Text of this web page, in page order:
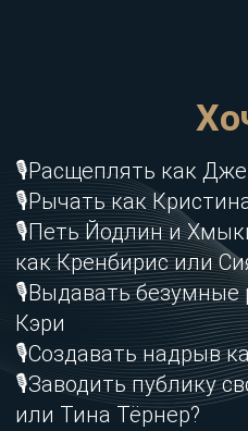
🎙️Расщеплять как
🎙️Рычать как
🎙️Петь Йодлин и
как Кренбирис или
🎙️Выдавать
Кэри
🎙️Создавать надрыв
🎙️Заводить публику
или Тина Тёрнер?